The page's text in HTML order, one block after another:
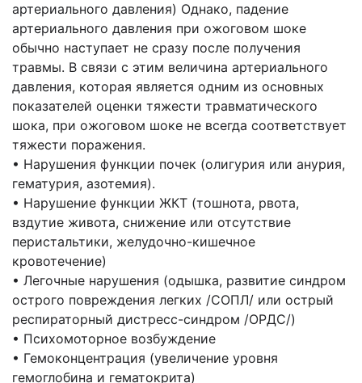
артериального давления) Однако, падение
артериального давления при ожоговом шоке
обычно наступает не сразу после получения
травмы. В связи с этим величина артериального
давления, которая является одним из основных
показателей оценки тяжести травматического
шока, при ожоговом шоке не всегда соответствует
тяжести поражения.
• Нарушения функции почек (олигурия или анурия,
гематурия, азотемия).
• Нарушение функции ЖКТ (тошнота, рвота,
вздутие живота, снижение или отсутствие
перистальтики, желудочно-кишечное
кровотечение)
• Легочные нарушения (одышка, развитие синдром
острого повреждения легких /СОПЛ/ или острый
респираторный дистресс-синдром /ОРДС/)
• Психомоторное возбуждение
• Гемоконцентрация (увеличение уровня
гемоглобина и гематокрита)